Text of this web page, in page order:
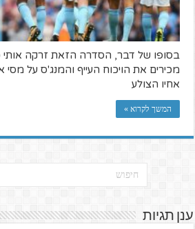
בסופו של דבר, הסדרה הזאת זרקה אותי
מכירים את הויכוח העייף והמנג'ס על מסי
אחיו הצולע
המשך לקרוא »
ענן תגיות